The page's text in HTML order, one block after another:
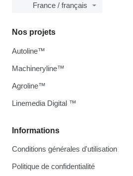
France / français
Informations
Conditions générales d'utilisation
Politique de confidentialité
Nos projets
Autoline™
Machineryline™
Agroline™
Linemedia Digital ™